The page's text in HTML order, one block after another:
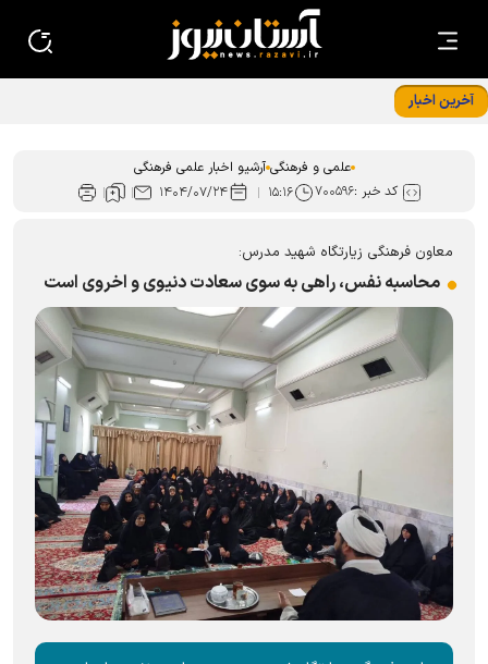
آخرین اخبار
علمی و فرهنگی آرشیو اخبار علمی فرهنگی
کد خبر :۷۰۰۵۹۶ ۱۵:۱۶ ۱۴۰۴/۰۷/۲۴
معاون فرهنگی زیارتگاه شهید مدرس:
محاسبه نفس، راهی به سوی سعادت دنیوی و اخروی است